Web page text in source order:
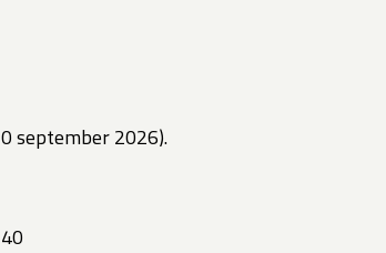
september 2026).